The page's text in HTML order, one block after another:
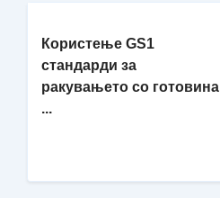
Користење GS1
стандарди за
ракувањето со готовина
...